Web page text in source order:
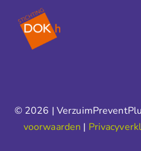
© 2026 |
voorwaarden |